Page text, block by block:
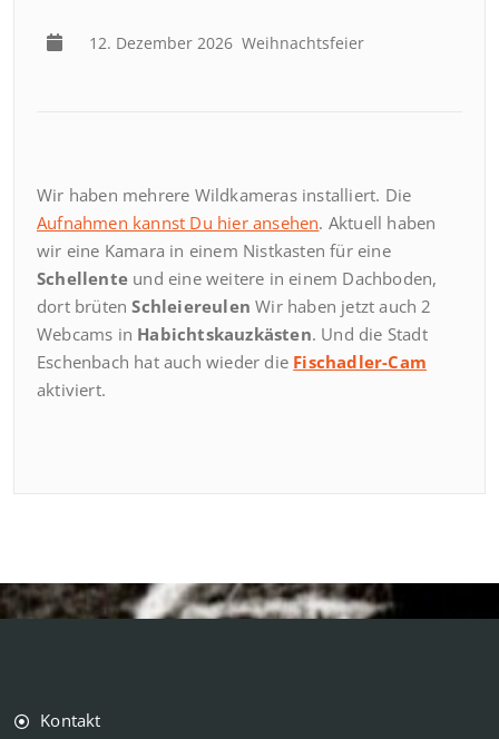
12. Dezember 2026 Weihnachtsfeier
Wir haben mehrere Wildkameras installiert. Die
Aufnahmen kannst Du hier ansehen. Aktuell haben
wir eine Kamara in einem Nistkasten für eine
Schellente und eine weitere in einem Dachboden,
dort brütenSchleiereulen Wir haben jetzt auch 2
Webcams in Habichtskauzkästen. Und die Stadt
Eschenbach hat auch wieder die Fischadler-Cam
aktiviert.
Kontakt